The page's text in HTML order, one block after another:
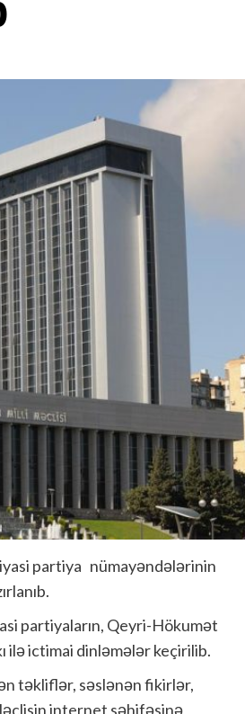
partiya nümayəndələrinin
partiyaların, Qeyri-Hökumət
ilə ictimai dinləmələr keçirilib.
təkliflər, səslənən fikirlər,
internet səhifəsinə